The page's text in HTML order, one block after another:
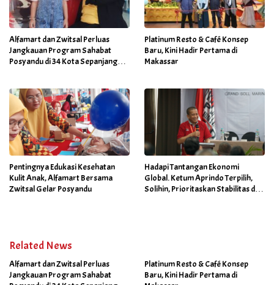
Alfamart dan Zwitsal Perluas
Jangkauan Program Sahabat
Posyandu di 34 Kota Sepanjang
Platinum Resto & Café Konsep
Baru, Kini Hadir Pertama di
Makassar
Pentingnya Edukasi Kesehatan
Kulit Anak, Alfamart Bersama
Zwitsal Gelar Posyandu
Hadapi Tantangan Ekonomi
Global. Ketum Aprindo Terpilih,
Solihin, Prioritaskan Stabilitas dan
Related News
Alfamart dan Zwitsal Perluas
Jangkauan Program Sahabat
Platinum Resto & Café Konsep
Baru, Kini Hadir Pertama di